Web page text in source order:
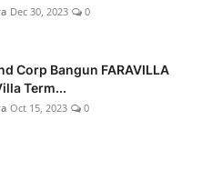
Dec 30, 2023 0
Corp Bangun FARAVILLA
Term...
Oct 15, 2023 0